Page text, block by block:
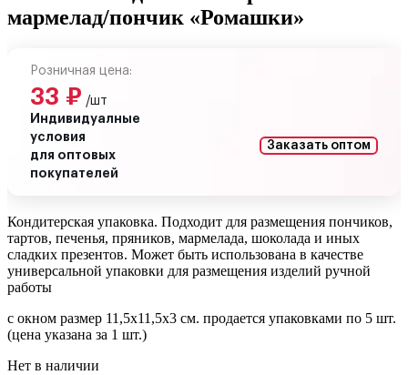
мармелад/пончик «Ромашки»
Розничная цена:
33 ₽ /шт
Индивидуалные
условия
для оптовых
покупателей
Заказать оптом
Кондитерская упаковка. Подходит для размещения пончиков,
тартов, печенья, пряников, мармелада, шоколада и иных
сладких презентов. Может быть использована в качестве
универсальной упаковки для размещения изделий ручной
работы
с окном размер 11,5х11,5х3 см. продается упаковками по 5 шт.
(цена указана за 1 шт.)
Нет в наличии